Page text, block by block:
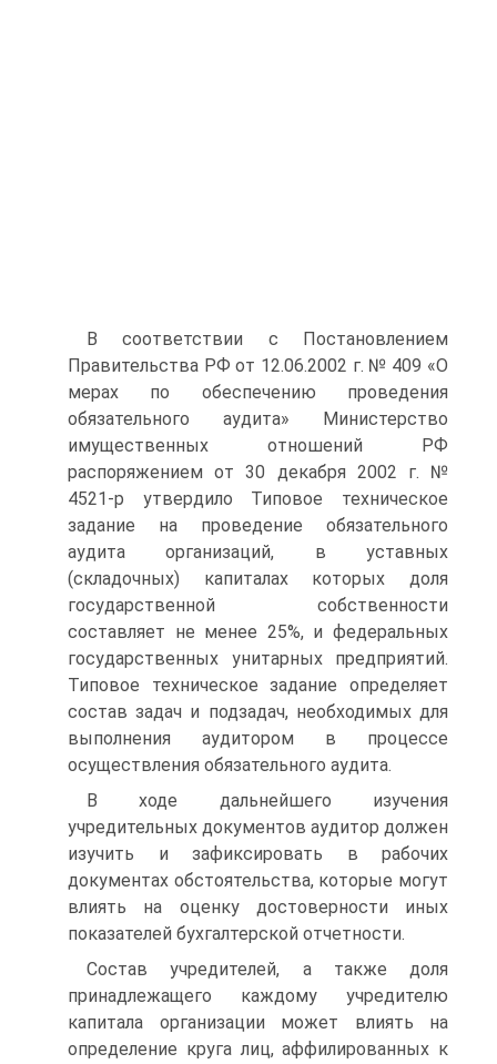
В соответствии с Постановлением
Правительства РФ от 12.06.2002 г. № 409 «О
мерах по обеспечению проведения
обязательного аудита» Министерство
имущественных отношений РФ
распоряжением от 30 декабря 2002 г. №
4521‑р утвердило Типовое техническое
задание на проведение обязательного
аудита организаций, в уставных
(складочных) капиталах которых доля
государственной собственности
составляет не менее 25%, и федеральных
государственных унитарных предприятий.
Типовое техническое задание определяет
состав задач и подзадач, необходимых для
выполнения аудитором в процессе
осуществления обязательного аудита.
В ходе дальнейшего изучения
учредительных документов аудитор должен
изучить и зафиксировать в рабочих
документах обстоятельства, которые могут
влиять на оценку достоверности иных
показателей бухгалтерской отчетности.
Состав учредителей, а также доля
принадлежащего каждому учредителю
капитала организации может влиять на
определение круга лиц, аффилированных к